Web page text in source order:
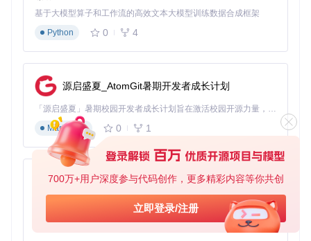
700万+用户深度参与代码创作，更多精彩内容等你共创
立即登录/注册
基于大模型算子和工作流的高效文本大模型训练数据合成框架
Python
0 4
源启盛夏_AtomGit暑期开发者成长计划
「源启盛夏」暑期校园开发者成长计划旨在激活校园开源力量，通过积分激励、认证扶持、资源倾斜等形式，引导高校组织和开发者完成「入驻 — 建项目 — 做贡献 — 获认证 — 得资源」的完整闭环。无论你是想带领社团入驻平台的组织者，还是希望用代码贡献证明自己的开发者，都能在这里找到属于你的成长路径。
Markdown
0 1
py-xiaozhi
基于Python的Xiaozhi AI，适用于想要完整Xiaozhi体验而无需拥有专用硬件的用户。
Python
0 1